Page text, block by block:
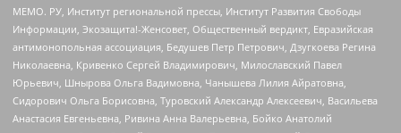
МЕМО. РУ, Институт региональной прессы, Институт Развития Свободы
Информации, Экозащита!-Женсовет, Общественный вердикт, Евразийская
антимонопольная ассоциация, Бедушев Петр Петрович, Дзугкоева Регина
Николаевна, Кривенко Сергей Владимирович, Милославский Павел
Юрьевич, Шнырова Ольга Вадимовна, Чанышева Лилия Айратовна,
Сидорович Ольга Борисовна, Туровский Александр Алексеевич, Васильева
Анастасия Евгеньевна, Ривина Анна Валерьевна, Бойко Анатолий